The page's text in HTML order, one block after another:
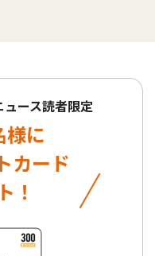
ュース読者限定
様に
カード
！